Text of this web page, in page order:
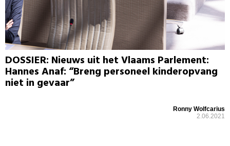
DOSSIER: Nieuws uit het Vlaams Parlement:
Hannes Anaf: “Breng personeel kinderopvang
niet in gevaar”
Ronny Wolfcarius
2.06.2021